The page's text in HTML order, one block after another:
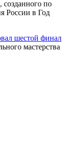
по
России в Год
шестой финал
мастерства